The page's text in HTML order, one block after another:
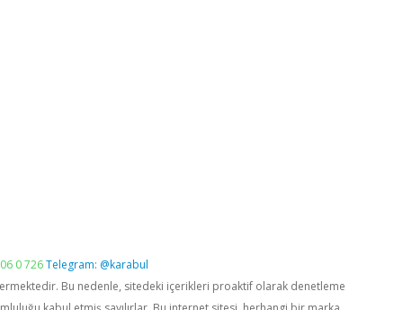
0 726Telegram: @karabul
Bu nedenle, sitedeki içerikleri proaktif olarak denetleme